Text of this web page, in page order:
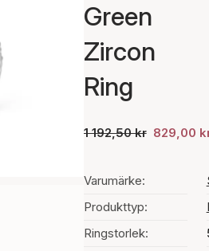
Green
Zircon
Ring
1 192,50 kr 829,00
Varumärke:
Produkttyp:
Ringstorlek: